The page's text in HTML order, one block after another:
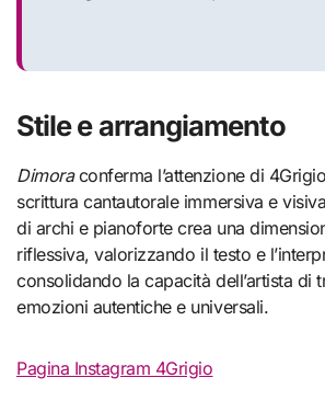
Stile e arrangiamento
Dimoraconferma l’attenzione di
scrittura cantautorale immersiva e
di archi e pianoforte crea una
riflessiva, valorizzando il testo e
consolidando la capacità dell’artista di
emozioni autentiche e universali.
Pagina Instagram 4Grigio